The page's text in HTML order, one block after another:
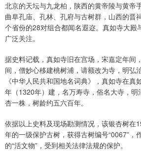
北京的天坛与九龙柏，陕西的黄帝陵与黄帝
曲阜孔庙、孔林、孔府与古树群，山西的
个省份的28对组合都闻名遐迩。真如寺大殿
广泛关注。
据史料记载，真如寺旧在宫场，宋嘉定年间
间，僧妙心移建桃树浦，请额改为寺，明弘
《中华人民共和国地名词典》，真如寺在真
年（1320年）建，名万寿寺，俗名大寺，明
杏一株，树龄约五六百年。
依据以上史料及现场勘测情况，该银杏树在
年的一级保护古树，获得古树编号“0067”，
的“活文物”，受到相关法律法规的保护。